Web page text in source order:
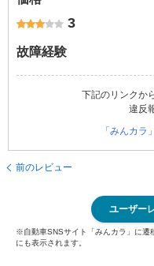
3
故障経験
下記のリンクか
違反
「みんカラ
前のレビュー
ユーザー
※自動車SNSサイト「みんカラ」に遷
にも表示されます。